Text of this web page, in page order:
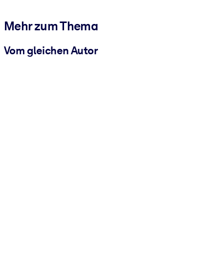
Mehr zum Thema
Vom gleichen Autor